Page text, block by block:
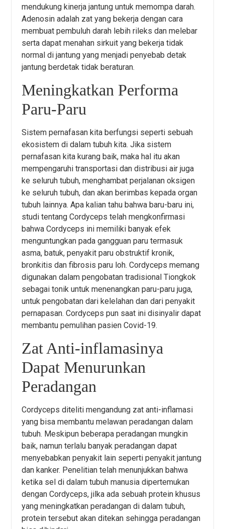
mendukung kinerja jantung untuk memompa darah.
Adenosin adalah zat yang bekerja dengan cara
membuat pembuluh darah lebih rileks dan melebar
serta dapat menahan sirkuit yang bekerja tidak
normal di jantung yang menjadi penyebab detak
jantung berdetak tidak beraturan.
Meningkatkan Performa
Paru-Paru
Sistem pernafasan kita berfungsi seperti sebuah
ekosistem di dalam tubuh kita. Jika sistem
pernafasan kita kurang baik, maka hal itu akan
mempengaruhi transportasi dan distribusi air juga
ke seluruh tubuh, menghambat perjalanan oksigen
ke seluruh tubuh, dan akan berimbas kepada organ
tubuh lainnya. Apa kalian tahu bahwa baru-baru ini,
studi tentang Cordyceps telah mengkonfirmasi
bahwa Cordyceps ini memiliki banyak efek
menguntungkan pada gangguan paru termasuk
asma, batuk, penyakit paru obstruktif kronik,
bronkitis dan fibrosis paru loh. Cordyceps memang
digunakan dalam pengobatan tradisional Tiongkok
sebagai tonik untuk menenangkan paru-paru juga,
untuk pengobatan dari kelelahan dan dari penyakit
pernapasan. Cordyceps pun saat ini disinyalir dapat
membantu pemulihan pasien Covid-19.
Zat Anti-inflamasinya
Dapat Menurunkan
Peradangan
Cordyceps diteliti mengandung zat anti-inflamasi
yang bisa membantu melawan peradangan dalam
tubuh. Meskipun beberapa peradangan mungkin
baik, namun terlalu banyak peradangan dapat
menyebabkan penyakit lain seperti penyakit jantung
dan kanker. Penelitian telah menunjukkan bahwa
ketika sel di dalam tubuh manusia dipertemukan
dengan Cordyceps, jilka ada sebuah protein khusus
yang meningkatkan peradangan di dalam tubuh,
protein tersebut akan ditekan sehingga peradangan